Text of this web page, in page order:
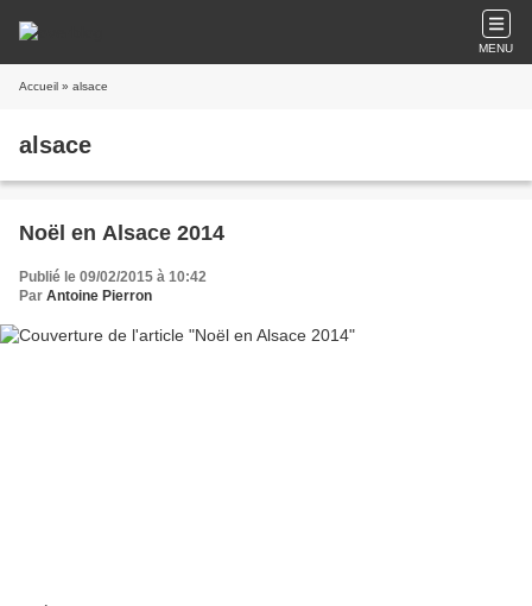
MENU
Accueil » alsace
alsace
Noël en Alsace 2014
Publié le 09/02/2015 à 10:42
Par Antoine Pierron